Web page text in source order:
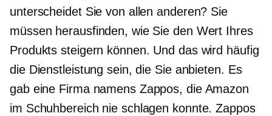
unterscheidet Sie von allen anderen? Sie
müssen herausfinden, wie Sie den Wert Ihres
Produkts steigern können. Und das wird häufig
die Dienstleistung sein, die Sie anbieten. Es
gab eine Firma namens Zappos, die Amazon
im Schuhbereich nie schlagen konnte. Zappos